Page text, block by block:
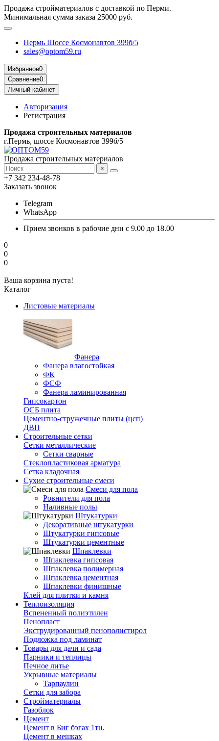
Продажа стройматериалов с доставкой по Перми.
Минимальная сумма заказа 25000 руб.
Пермь Шоссе Космонавтов 399б/5
sales@optom59.ru
Избранное0
Сравнение0
Личный кабинет
Авторизация
Регистрация
Продажа строительных материалов
г.Пермь, шоссе Космонавтов 399б/5
Продажа строительных материалов
×
+7 342 234-48-78
Заказать звонок
Telegram
WhatsApp
Прием звонков в рабочие дни с 9.00 до 18.00
0
0
0
Ваша корзина пуста!
Каталог
Листовые материалы
Фанера
Фанера влагостойкая
ФК
ФСФ
Фанера ламинированная
Гипсокартон
ОСБ плита
Цементно-стружечные плиты (цсп)
ДВП
Строительные сетки
Сетки металлические
Сетки сварные
Стеклопластиковая арматура
Сетка кладочная
Сухие строительные смеси
Смеси для пола
Ровнители для пола
Наливные полы
Штукатурки
Декоративные штукатурки
Штукатурки гипсовые
Штукатурки цементные
Шпаклевки
Шпаклевка гипсовая
Шпаклевка полимерная
Шпаклевка цементная
Шпаклевки финишные
Клей для плитки и камня
Теплоизоляция
Вспененный полиэтилен
Пенопласт
Экструдированный пенополистирол
Подложка под ламинат
Товары для дачи и сада
Парники и теплицы
Печное литье
Укрывные материалы
Тарпаулин
Сетки для забора
Стройматериалы
Газоблок
Цемент
Цемент в Биг бэгах 1тн.
Цемент в мешках